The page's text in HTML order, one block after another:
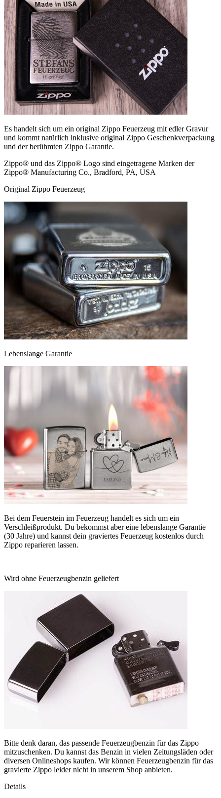
Es handelt sich um ein original Zippo Feuerzeug mit edler Gravur
und kommt natürlich inklusive original Zippo Geschenkverpackung
und der berühmten Zippo Garantie.
Zippo® und das Zippo® Logo sind eingetragene Marken der
Zippo® Manufacturing Co., Bradford, PA, USA
Original Zippo Feuerzeug
Lebenslange Garantie
Bei dem Feuerstein im Feuerzeug handelt es sich um ein
Verschleißprodukt. Du bekommst aber eine lebenslange Garantie
(30 Jahre) und kannst dein graviertes Feuerzeug kostenlos durch
Zippo reparieren lassen.
Wird ohne Feuerzeugbenzin geliefert
Bitte denk daran, das passende Feuerzeugbenzin für das Zippo
mitzuschenken. Du kannst das Benzin in vielen Zeitungsläden oder
diversen Onlineshops kaufen. Wir können Feuerzeugbenzin für das
gravierte Zippo leider nicht in unserem Shop anbieten.
Details